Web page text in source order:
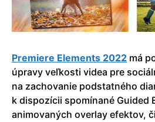
Premiere Elements 2022 má
úpravy veľkosti videa pre
na zachovanie podstatného
k dispozícii spomínané Guided
animovaných overlay efektov,